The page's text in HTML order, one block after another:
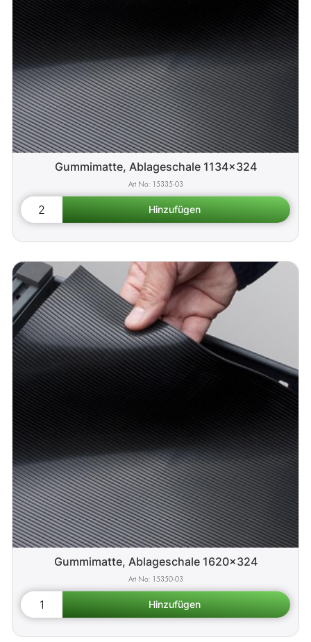
Gummimatte, Ablageschale 1134x324
15335-03
Gummimatte, Ablageschale 1620x324
15350-03